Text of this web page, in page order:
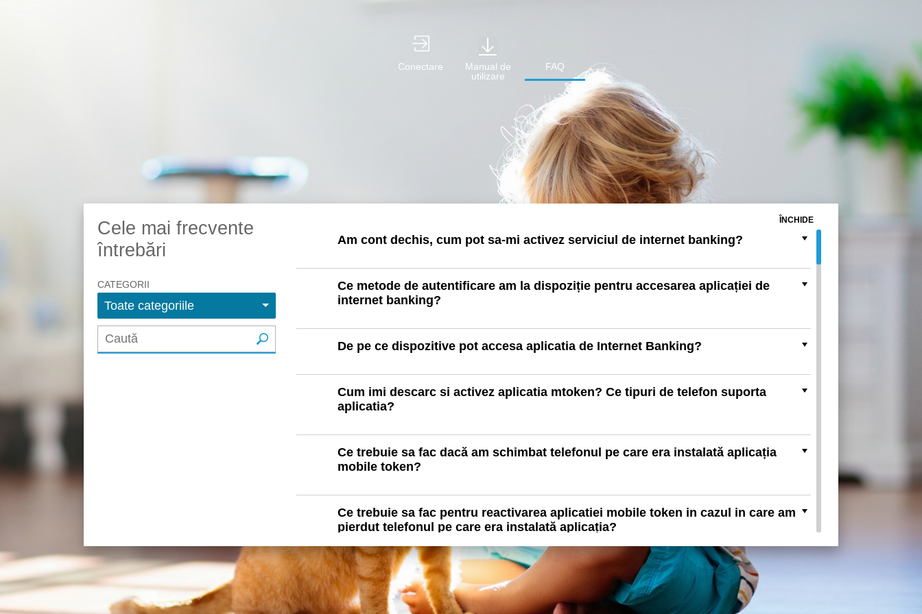
Conectare
Manual de
utilizare
FAQ
ÎNCHIDE
Cele mai frecvente
întrebări
CATEGORII
Toate categoriile
Am cont dechis, cum pot sa-mi activez serviciul de internet banking?
Ce metode de autentificare am la dispoziție pentru accesarea aplicației de
internet banking?
De pe ce dispozitive pot accesa aplicatia de Internet Banking?
Cum imi descarc si activez aplicatia mtoken? Ce tipuri de telefon suporta
aplicatia?
Ce trebuie sa fac dacă am schimbat telefonul pe care era instalată aplicația
mobile token?
Ce trebuie sa fac pentru reactivarea aplicatiei mobile token in cazul in care am
pierdut telefonul pe care era instalată aplicația?
Ce trebuie să fac dacă am uitat codul PIN al aplicatiei mobile token?